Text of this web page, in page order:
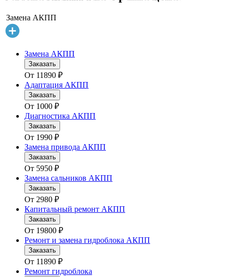
Замена АКПП
Замена АКПП
Заказать
От 11890 ₽
Адаптация АКПП
Заказать
От 1000 ₽
Диагностика АКПП
Заказать
От 1990 ₽
Замена привода АКПП
Заказать
От 5950 ₽
Замена сальников АКПП
Заказать
От 2980 ₽
Капитальный ремонт АКПП
Заказать
От 19800 ₽
Ремонт и замена гидроблока АКПП
Заказать
От 11890 ₽
Ремонт гидроблока